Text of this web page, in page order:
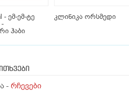
- ემ-ემ-ტე
ჰაბი
კლინიკა ორსმედი
- რჩევები